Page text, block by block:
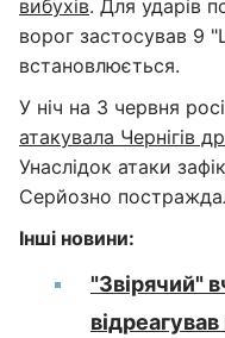
вибухів. Для ударів
ворог застосував 9
встановлюється.
У ніч на 3 червня
атакувала Чернігів
Унаслідок атаки
Серйозно
Інші новини:
"Звірячий"